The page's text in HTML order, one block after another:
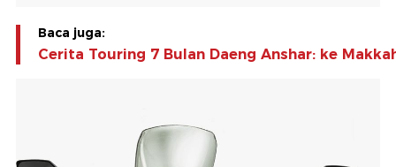
Baca juga:
Cerita Touring 7 Bulan Daeng Anshar: ke